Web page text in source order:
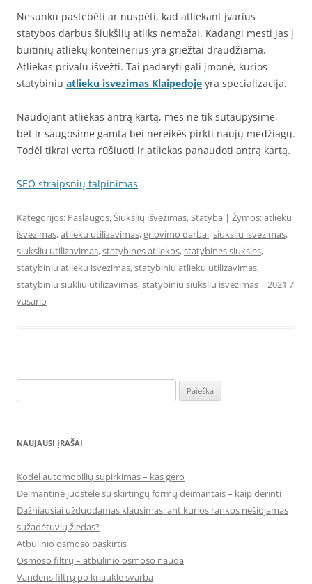
Nesunku pastebėti ar nuspėti, kad atliekant įvarius
statybos darbus šiukšlių atliks nemažai. Kadangi mesti jas į
buitinių atliekų konteinerius yra griežtai draudžiama.
Atliekas privalu išvežti. Tai padaryti gali įmonė, kurios
statybiniu atlieku isvezimas Klaipedoje yra specializacija.
Naudojant atliekas antrą kartą, mes ne tik sutaupysime,
bet ir saugosime gamtą bei nereikės pirkti naujų medžiagų.
Todėl tikrai verta rūšiuoti ir atliekas panaudoti antrą kartą.
SEO straipsnių talpinimas
Kategorijos: Paslaugos,Šiukšlių išvežimas,Statyba | Žymos:atlieku
isvezimas,atlieku utilizavimas,griovimo darbai,siuksliu isvezimas,
siuksliu utilizavimas,statybines atliekos,statybines siuksles,
statybiniu atlieku isvezimas,statybiniu atlieku utilizavimas,
statybiniu siukliu utilizavimas,statybiniu siuksliu isvezimas | 2021 7
vasario
NAUJAUSI ĮRAŠAI
Kodėl automobilių supirkimas – kas gero
Deimantinė juostelė su skirtingų formų deimantais – kaip derinti
Dažniausiai užduodamas klausimas: ant kurios rankos nešiojamas
sužadėtuvių žiedas?
Atbulinio osmoso paskirtis
Osmoso filtrų – atbulinio osmoso nauda
Vandens filtrų po kriaukle svarba